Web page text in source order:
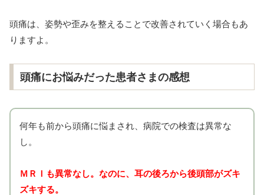
頭痛は、姿勢や歪みを整えることで改善されていく場合もあ
りますよ。
頭痛にお悩みだった患者さまの感想
何年も前から頭痛に悩まされ、病院での検査は異常な
し。
ＭＲＩも異常なし。なのに、耳の後ろから後頭部がズキ
ズキする。